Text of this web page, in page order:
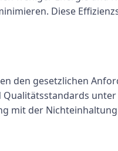
Diese
den gesetzlichen
mit der